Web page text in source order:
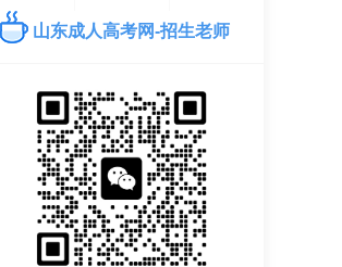
山东成人高考网-招生老师